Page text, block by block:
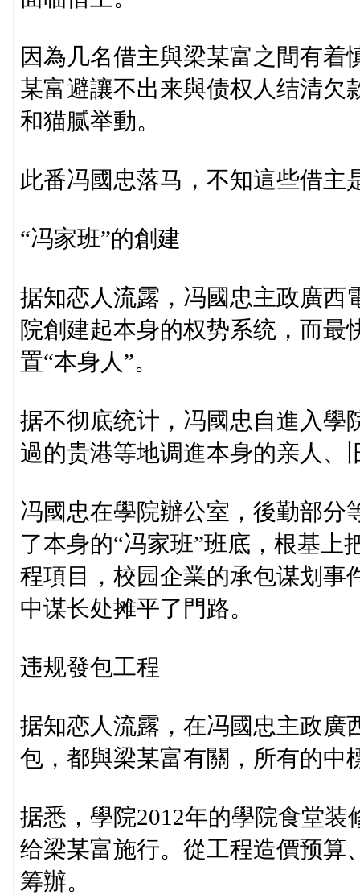
因為几名借主與梁某富之間有
某富避讓不出来與债权人结清欠
和猫腻举動。
此番冯國忠落马，不知這些借主
“冯家班”的創建
据知恋人流露，冯國忠主政廣西
院創建起本身的权势系统，而最
置“本身人”。
据不彻底统计，冯國忠自進入學
過的贵港等地调進本身的亲人、
冯國忠在學院辦公室，後勤部分
了本身的“冯家班”班底，根基上
程項目，校园企業的承包谋划事
中谋长处摊平了門路。
违规發包工程
据知恋人流露，在冯國忠主政廣
包，都與梁某富有關，所有的中
据悉，學院2012年的學院食堂
给梁某富施行。從工程造價预算
筹辦。